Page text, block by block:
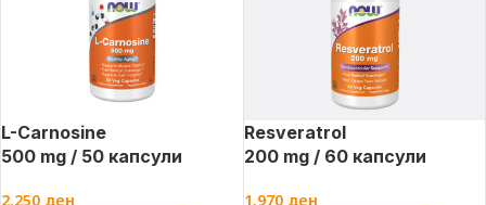
L-Carnosine
500 mg / 50 капсули
2.250 ден
Resveratrol
200 mg / 60 капсули
1.970 ден